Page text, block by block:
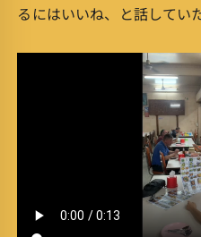
るにはいいね、と話していた